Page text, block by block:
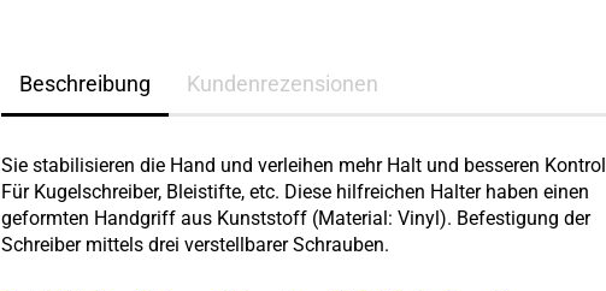
Beschreibung Kundenrezensionen
Sie stabilisieren die Hand und verleihen mehr Halt und besseren
Für Kugelschreiber, Bleistifte, etc. Diese hilfreichen Halter haben einen
geformten Handgriff aus Kunststoff (Material: Vinyl). Befestigung der
Schreiber mittels drei verstellbarer Schrauben.